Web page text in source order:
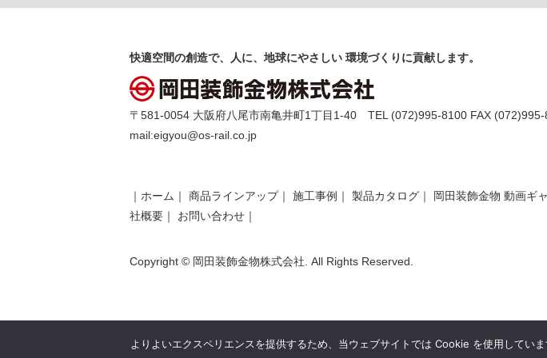
快適空間の創造で、人に、地球にやさしい 環境づくりに貢献します。
〒581-0054 大阪府八尾市南亀井町1丁目1-40 TEL (072)995-8100 FAX (072)995-
mail:eigyou@os-rail.co.jp
｜ ホーム ｜ 商品ラインアップ｜ 施工事例 ｜ 製品カタログ ｜ 岡田装飾金物 動画ギ
社概要 ｜ お問い合わせ ｜
Copyright © 岡田装飾金物株式会社. All Rights Reserved.
よりよいエクスペリエンスを提供するため、当ウェブサイトでは Cookie を使用してい